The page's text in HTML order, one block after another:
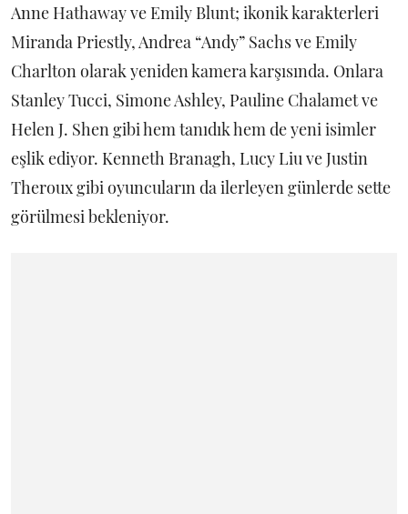
Anne Hathaway ve Emily Blunt; ikonik karakterleri
Miranda Priestly, Andrea “Andy” Sachs ve Emily
Charlton olarak yeniden kamera karşısında. Onlara
Stanley Tucci, Simone Ashley, Pauline Chalamet ve
Helen J. Shen gibi hem tanıdık hem de yeni isimler
eşlik ediyor. Kenneth Branagh, Lucy Liu ve Justin
Theroux gibi oyuncuların da ilerleyen günlerde sette
görülmesi bekleniyor.